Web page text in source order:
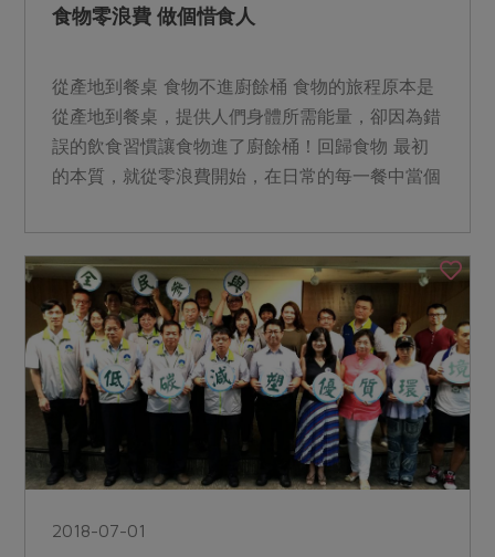
食物零浪費 做個惜食人
從產地到餐桌 食物不進廚餘桶 食物的旅程原本是
從產地到餐桌，提供人們身體所需能量，卻因為錯
誤的飲食習慣讓食物進了廚餘桶！回歸食物 最初
的本質，就從零浪費開始，在日常的每一餐中當個
2018-07-01